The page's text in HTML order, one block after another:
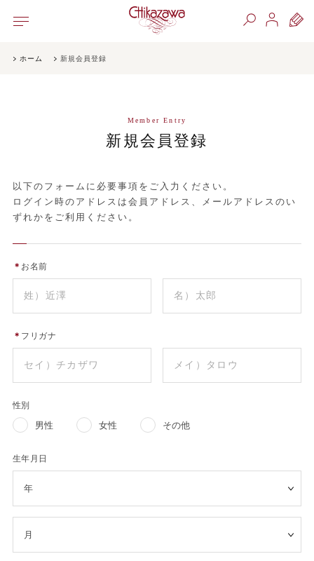
ホーム 新規会員登録
Member Entry
新規会員登録
以下のフォームに必要事項をご入力ください。
ログイン時のアドレスは会員アドレス、メールアドレスのい
ずれかをご利用ください。
＊ お名前
＊ フリガナ
性別
男性 女性 その他
生年月日